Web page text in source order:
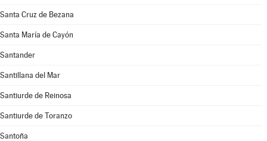
Santa Cruz de Bezana
Santa María de Cayón
Santander
Santillana del Mar
Santiurde de Reinosa
Santiurde de Toranzo
Santoña